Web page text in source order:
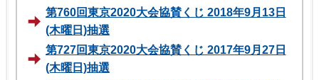
第760回東京2020大会協賛くじ 2018年9月13日
(木曜日)抽選
第727回東京2020大会協賛くじ 2017年9月27日
(木曜日)抽選